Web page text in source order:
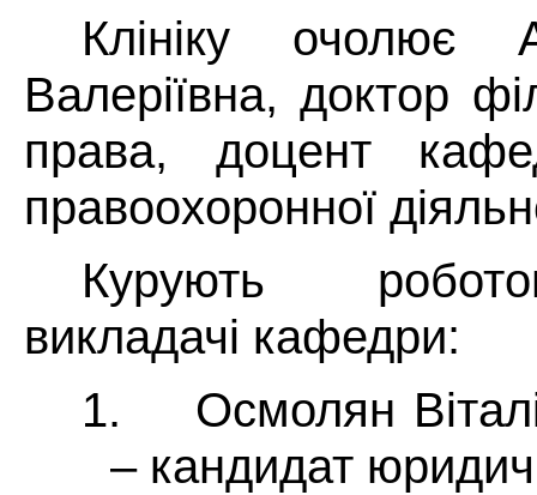
Клініку очолює
Валеріївна, доктор
права, доцент
правоохоронної
Курують
викладачі кафедри:
1. Осмолян
– кандидат